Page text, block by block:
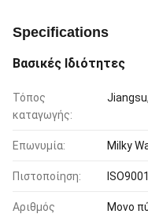
Specifications
Βασικές Ιδιότητες
Τόπος
καταγωγής:
Επωνυμία: Milky
Πιστοποίηση:
Αριθμός
Μονο